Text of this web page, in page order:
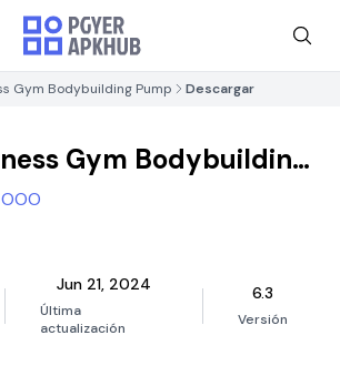
Gym Bodybuilding Pump Descargar
Gym Bodybuilding
Jun 21, 2024
Última
actualización
6.3
Versión